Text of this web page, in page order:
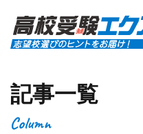
記事一覧
Column